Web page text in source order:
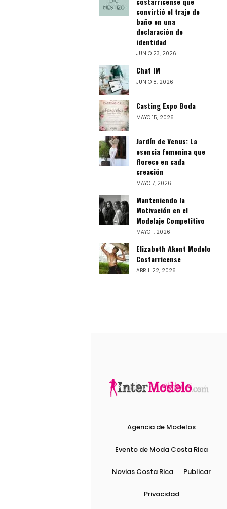
convirtió el traje de
baño en una
declaración de
identidad
JUNIO 23, 2026
Chat IM
JUNIO 8, 2026
Casting Expo Boda
MAYO 15, 2026
Jardín de Venus: La
esencia femenina que
florece en cada
creación
MAYO 7, 2026
Manteniendo la
Motivación en el
Modelaje Competitivo
MAYO 1, 2026
Elizabeth Akent Modelo
Costarricense
ABRIL 22, 2026
Agencia de Modelos
Evento de Moda Costa Rica
Novias Costa Rica Publicar
Privacidad